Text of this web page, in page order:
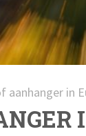
aanhanger in